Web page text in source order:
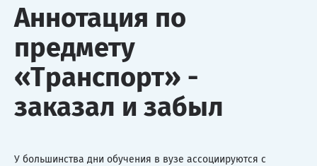
Аннотация по
предмету
«Транспорт» -
заказал и забыл
У большинства дни обучения в вузе ассоциируются с